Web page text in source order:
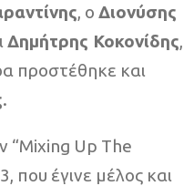
, ο Διονύσης
Δημήτρης Κοκονίδης,
προστέθηκε και
.
“Mixing Up The
που έγινε μέλος και